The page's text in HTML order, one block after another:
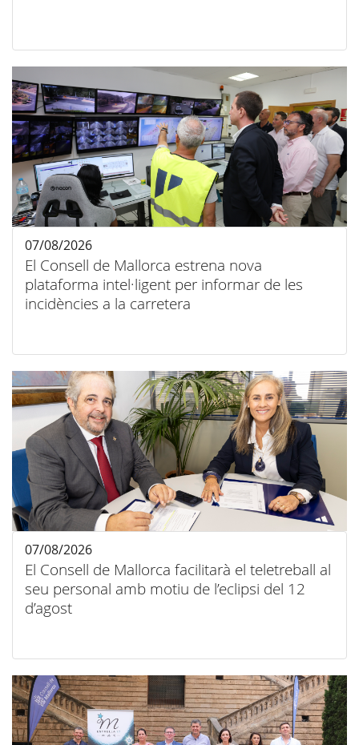
El Consell de Mallorca estrena nova
plataforma intel·ligent per informar de les
incidències a la carretera
07/08/2026
El Consell de Mallorca facilitarà el teletreball al
seu personal amb motiu de l’eclipsi del 12
d’agost
07/08/2026